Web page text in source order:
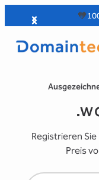
Inhalt
springen
🧡
Registrieren
Preis